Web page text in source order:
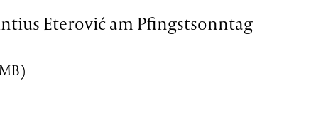
Eterović am Pfingstsonntag